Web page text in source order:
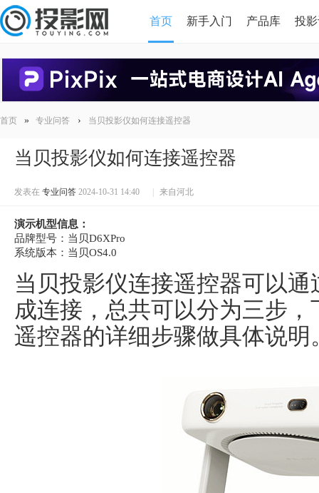
首页 新手入门 产品库 投
HDMI版本对比
首页 » 专业问答 › 当贝投影仪如何连接遥控器
当贝投影仪如何连接遥控器
发表在 专业问答 2024-10-31 14:40 来自河北
演示机型信息：
品牌型号：当贝D6XPro
系统版本：当贝OS4.0
当贝投影仪连接遥控器可以
成连接，总共可以分为三步
遥控器的详细步骤做具体说明